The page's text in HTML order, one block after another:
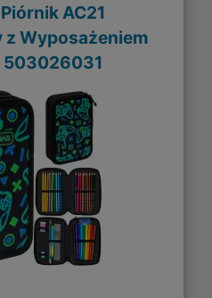
AC21
Wyposażeniem
503026031